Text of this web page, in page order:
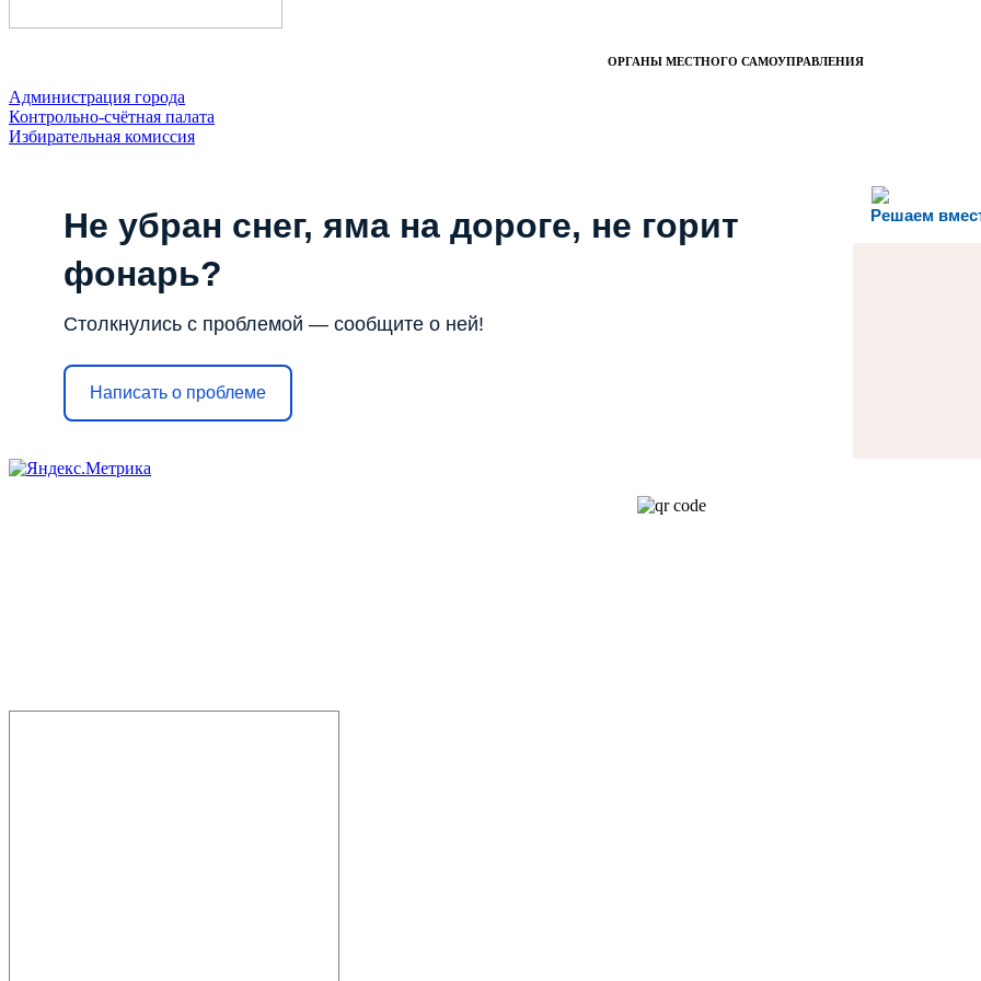
ОРГАНЫ МЕСТНОГО САМОУПРАВЛЕНИЯ
Администрация города
Контрольно-счётная палата
Избирательная комиссия
Решаем
Не убран снег, яма на дороге, не горит
фонарь?
Столкнулись с проблемой — сообщите о ней!
Написать о проблеме